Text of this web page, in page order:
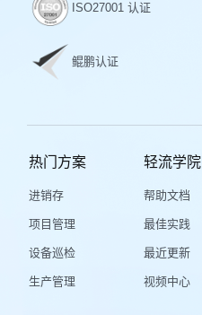
ISO27001 认证
鲲鹏认证
热门方案
进销存
项目管理
设备巡检
生产管理
轻流学院
帮助文档
最佳实践
最近更新
视频中心